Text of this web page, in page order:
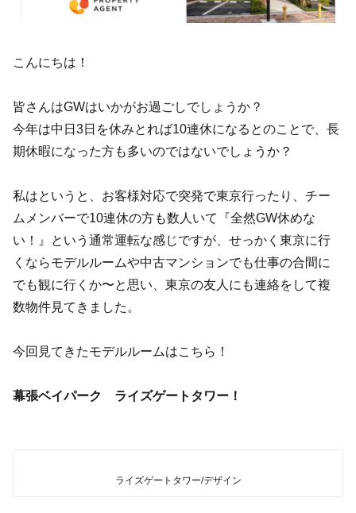
こんにちは！
皆さんはGWはいかがお過ごしでしょうか？
今年は中日3日を休みとれば10連休になるとのことで、長
期休暇になった方も多いのではないでしょうか？
私はというと、お客様対応で突発で東京行ったり、チー
ムメンバーで10連休の方も数人いて『全然GW休めな
い！』という通常運転な感じですが、せっかく東京に行
くならモデルルームや中古マンションでも仕事の合間に
でも観に行くか〜と思い、東京の友人にも連絡をして複
数物件見てきました。
今回見てきたモデルルームはこちら！
幕張ベイパーク ライズゲートタワー ！
ライズゲートタワー/デザイン